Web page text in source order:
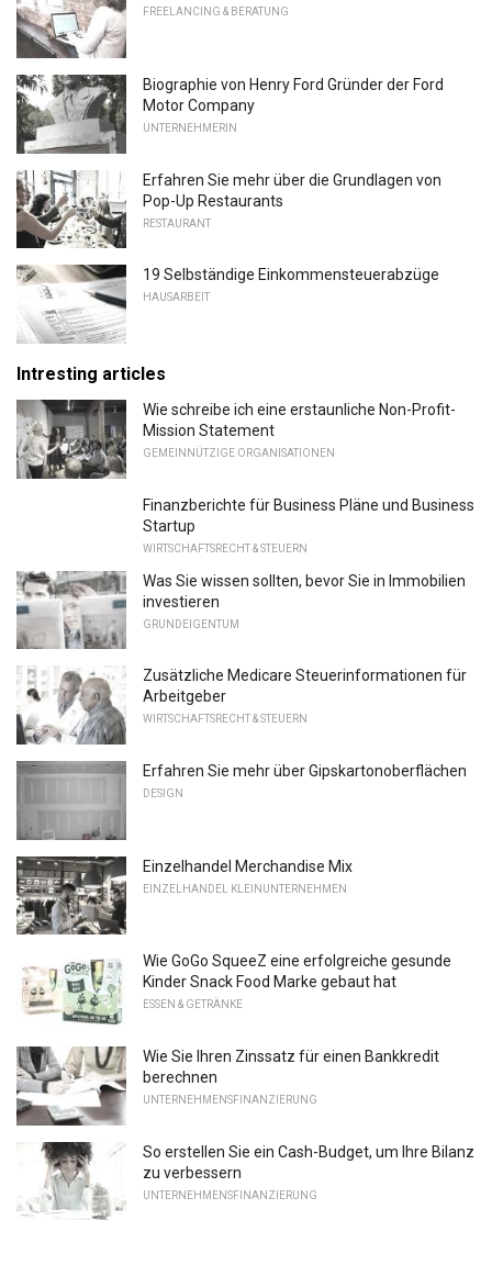
FREELANCING & BERATUNG
Biographie von Henry Ford Gründer der Ford
Motor Company
UNTERNEHMERIN
Erfahren Sie mehr über die Grundlagen von
Pop-Up Restaurants
RESTAURANT
19 Selbständige Einkommensteuerabzüge
HAUSARBEIT
Intresting articles
Wie schreibe ich eine erstaunliche Non-Profit-
Mission Statement
GEMEINNÜTZIGE ORGANISATIONEN
Finanzberichte für Business Pläne und Business
Startup
WIRTSCHAFTSRECHT & STEUERN
Was Sie wissen sollten, bevor Sie in Immobilien
investieren
GRUNDEIGENTUM
Zusätzliche Medicare Steuerinformationen für
Arbeitgeber
WIRTSCHAFTSRECHT & STEUERN
Erfahren Sie mehr über Gipskartonoberflächen
DESIGN
Einzelhandel Merchandise Mix
EINZELHANDEL KLEINUNTERNEHMEN
Wie GoGo SqueeZ eine erfolgreiche gesunde
Kinder Snack Food Marke gebaut hat
ESSEN & GETRÄNKE
Wie Sie Ihren Zinssatz für einen Bankkredit
berechnen
UNTERNEHMENSFINANZIERUNG
So erstellen Sie ein Cash-Budget, um Ihre Bilanz
zu verbessern
UNTERNEHMENSFINANZIERUNG